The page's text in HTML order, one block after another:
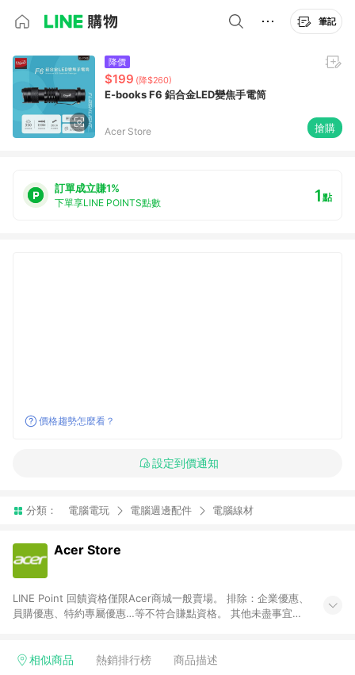
筆記
降價
$199 (降$260)
E-books F6 鋁合金LED變焦手電筒
Acer Store 搶購
訂單成立賺1%
下單享LINE POINTS點數 1點
價格趨勢怎麼看？
設定到價通知
分類： 電腦電玩 電腦週邊配件 電腦線材
Acer Store
LINE Point 回饋資格僅限Acer商城一般賣場。 排除：企業優惠、
員購優惠、特約專屬優惠…等不符合賺點資格。 其他未盡事宜，
相似商品 熱銷排行榜 商品描述